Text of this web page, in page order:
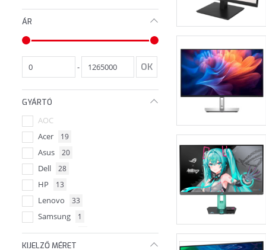
ÁR
-
GYÁRTÓ
AOC
Acer
19
Asus 20
Dell 28
HP 13
Lenovo 33
Samsung 1
ViewSonic
1
KIJELZŐ MÉRET